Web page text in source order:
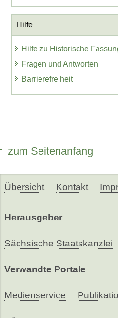
Hilfe
Hilfe zu Historische
Fragen und Antworten
Barrierefreiheit
zum Seitenanfang
Übersicht Kontakt
Herausgeber
Sächsische Staatskanzlei
Verwandte Portale
Medienservice